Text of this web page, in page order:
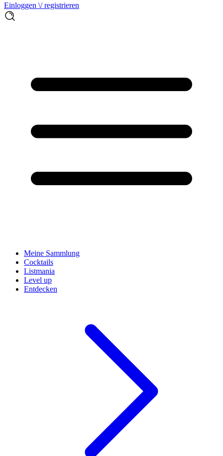
Einloggen \/ registrieren
Meine Sammlung
Cocktails
Listmania
Level up
Entdecken